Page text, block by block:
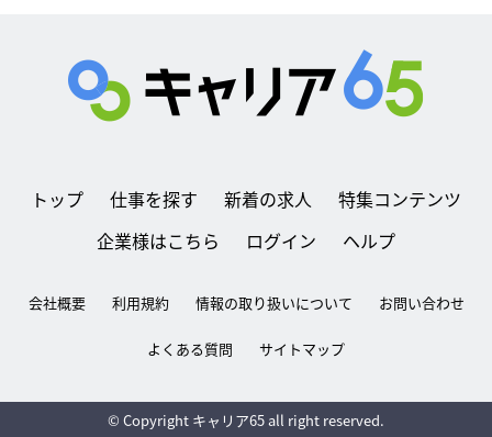
トップ 仕事を探す 新着の求人
特集コンテンツ
企業様はこちら
ログイン ヘルプ
会社概要 利用規約 情報の取り扱いについて お問い合わせ
よくある質問 サイトマップ
© Copyright キャリア65 all right reserved.